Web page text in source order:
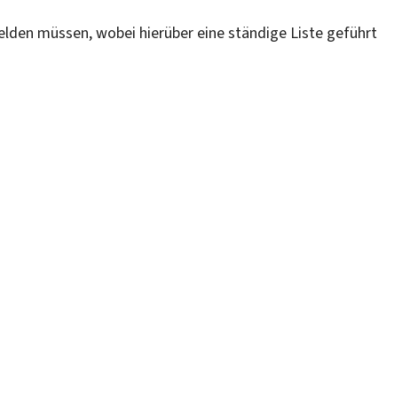
müssen, wobei hierüber eine ständige Liste geführt